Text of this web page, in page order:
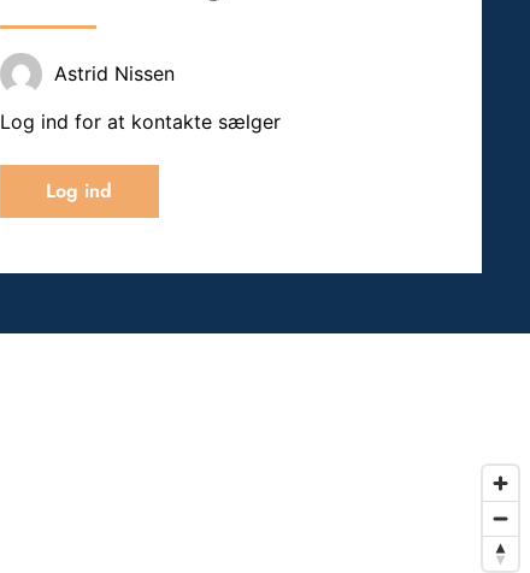
Astrid Nissen
Log ind for at kontakte sælger
Log ind